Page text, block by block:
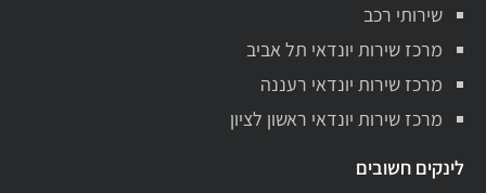
שירותי רכב
מרכז שירות יונדאי תל אביב
מרכז שירות יונדאי רעננה
מרכז שירות יונדאי ראשון לציון
לינקים חשובים